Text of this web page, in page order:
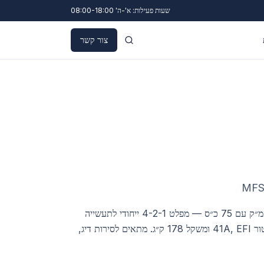
שעות פעילות: א'-ה' 08:00-18:00
צור קשר
מנוע 4 צילינדרים בנפח 1,995 סמ״ק עם 75 כ״ס — מפלט 4-2-1 ייחודי לתעשייה
לביצועי מומנט מרשימים. אלטרנטור 41A, EFI ומשקל 178 ק״ג. מתאים לסירות דיג,